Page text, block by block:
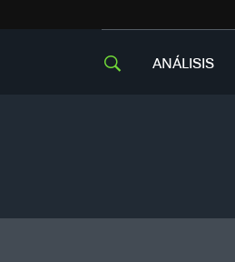
ANÁLISIS